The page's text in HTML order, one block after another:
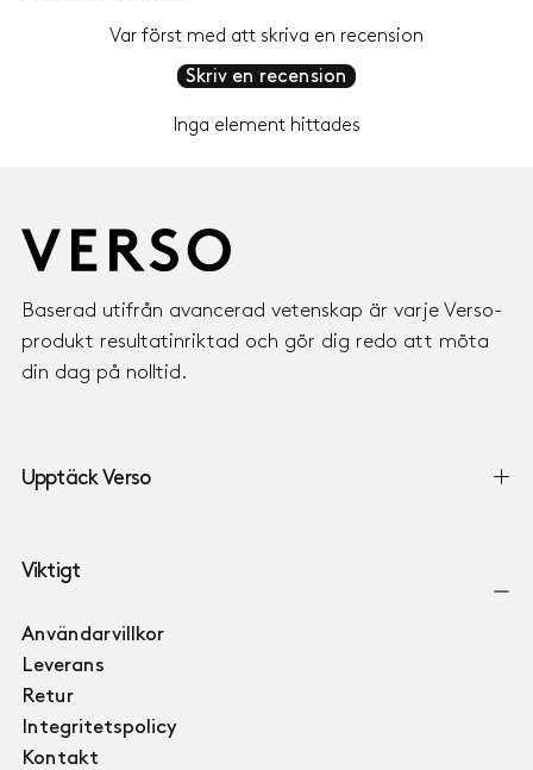
Var först med att skriva en recension
Skriv en recension
Inga element hittades
Baserad utifrån avancerad vetenskap är varje Verso-
produkt resultatinriktad och gör dig redo att möta
din dag på nolltid.
Upptäck Verso
Viktigt
Användarvillkor
Leverans
Retur
Integritetspolicy
Kontakt